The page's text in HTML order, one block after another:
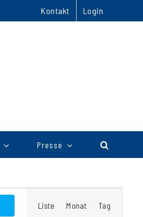
Kontakt Login
Presse
Liste Monat Tag